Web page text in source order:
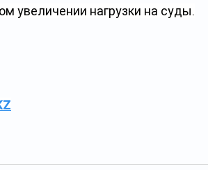
увеличении нагрузки на суды.